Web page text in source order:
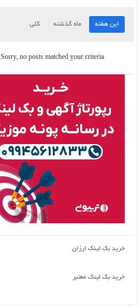
این هفته ماه گذشته کلی
Sorry, no posts matched your criteria.
خرید بک لینک ارزان
خرید بک لینک معتبر